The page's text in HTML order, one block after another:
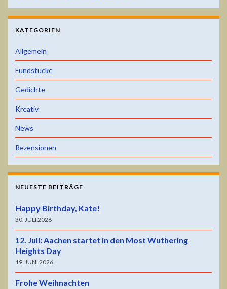
KATEGORIEN
Allgemein
Fundstücke
Gedichte
Kreativ
News
Rezensionen
NEUESTE BEITRÄGE
Happy Birthday, Kate!
30. JULI 2026
12. Juli: Aachen startet in den Most Wuthering
Heights Day
19. JUNI 2026
Frohe Weihnachten